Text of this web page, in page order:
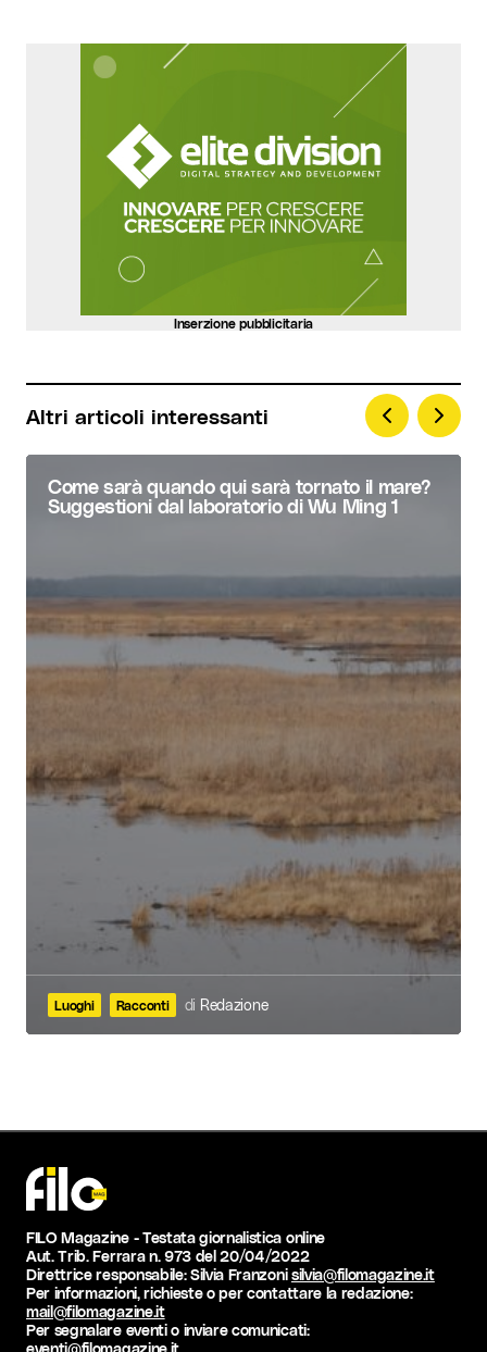
Invia commento
Inserzione pubblicitaria
Altri articoli interessanti
Come sarà quando qui sarà tornato il mare?
Suggestioni dal laboratorio di Wu Ming 1
Luoghi Racconti di Redazione
FILO Magazine - Testata giornalistica online
Aut. Trib. Ferrara n. 973 del 20/04/2022
Direttrice responsabile: Silvia Franzonisilvia@filomagazine.it
Per informazioni, richieste o per contattare la redazione:
mail@filomagazine.it
Per segnalare eventi o inviare comunicati: